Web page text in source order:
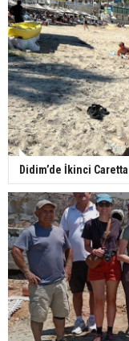
Didim’de İkinci